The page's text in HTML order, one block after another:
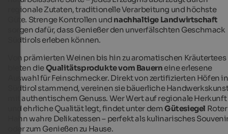
regionale Zutaten, traditionelle Verarbeitung und höchste
Güte. Strenge Kontrollen und nachhaltige Landwirtschaft
sorgen dafür, dass Genießer den unverfälschten Geschmack
Südtirols erleben können.
Von prämierten Weinen bis hin zu aromatischen Kräutertees
bieten dieQualitätsprodukte vom Bauern eine erlesene
Auswahl für Feinschmecker. Direkt von zertifizierten Höfen in
Südtirol stammend, vereinen sie bäuerliche
mit authentischem Genuss. Wer Wert auf regionale Herkunft
und ehrliche Qualität legt, findet unter demGütesiegel Roter
Hahn wahre Delikatessen – perfekt als kulinarisches
oder zum Genießen zu Hause.